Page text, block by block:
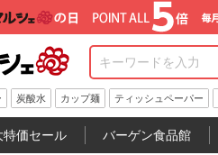
炭酸水 カップ麺 ティッシュペーパー
特価セール バーゲン食品館